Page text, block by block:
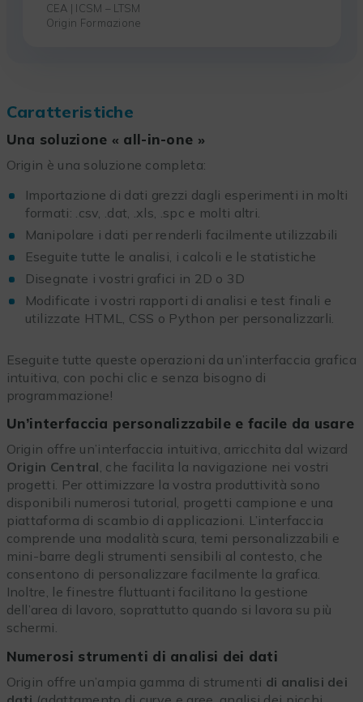
CEA | ICSM – LTSM
Origin Formazione
Caratteristiche
Una soluzione « all-in-one »
Origin è una soluzione completa:
Importazione di dati grezzi dagli esperimenti in molti
formati: .csv, .dat, .xls, .spc e molti altri.
Manipolare i dati per renderli facilmente utilizzabili
Eseguite tutte le analisi, i calcoli e le statistiche
Disegnate i vostri grafici in 2D o 3D
Modificate i vostri rapporti di analisi e test finali e
utilizzate HTML, CSS o Python per personalizzarli.
Eseguite tutte queste operazioni da un’interfaccia grafica
intuitiva, con pochi clic e senza bisogno di
programmazione!
Un’interfaccia personalizzabile e facile da usare
Origin offre un’interfaccia intuitiva, arricchita dal wizard
Origin Central, che facilita la navigazione nei vostri
progetti. Per ottimizzare la vostra produttività sono
disponibili numerosi tutorial, progetti campione e una
piattaforma di scambio di applicazioni. L’interfaccia
comprende una modalità scura, temi personalizzabili e
mini-barre degli strumenti sensibili al contesto, che
consentono di personalizzare facilmente la grafica.
Inoltre, le finestre fluttuanti facilitano la gestione
dell’area di lavoro, soprattutto quando si lavora su più
schermi.
Numerosi strumenti di analisi dei dati
Origin offre un’ampia gamma di strumenti di analisi dei